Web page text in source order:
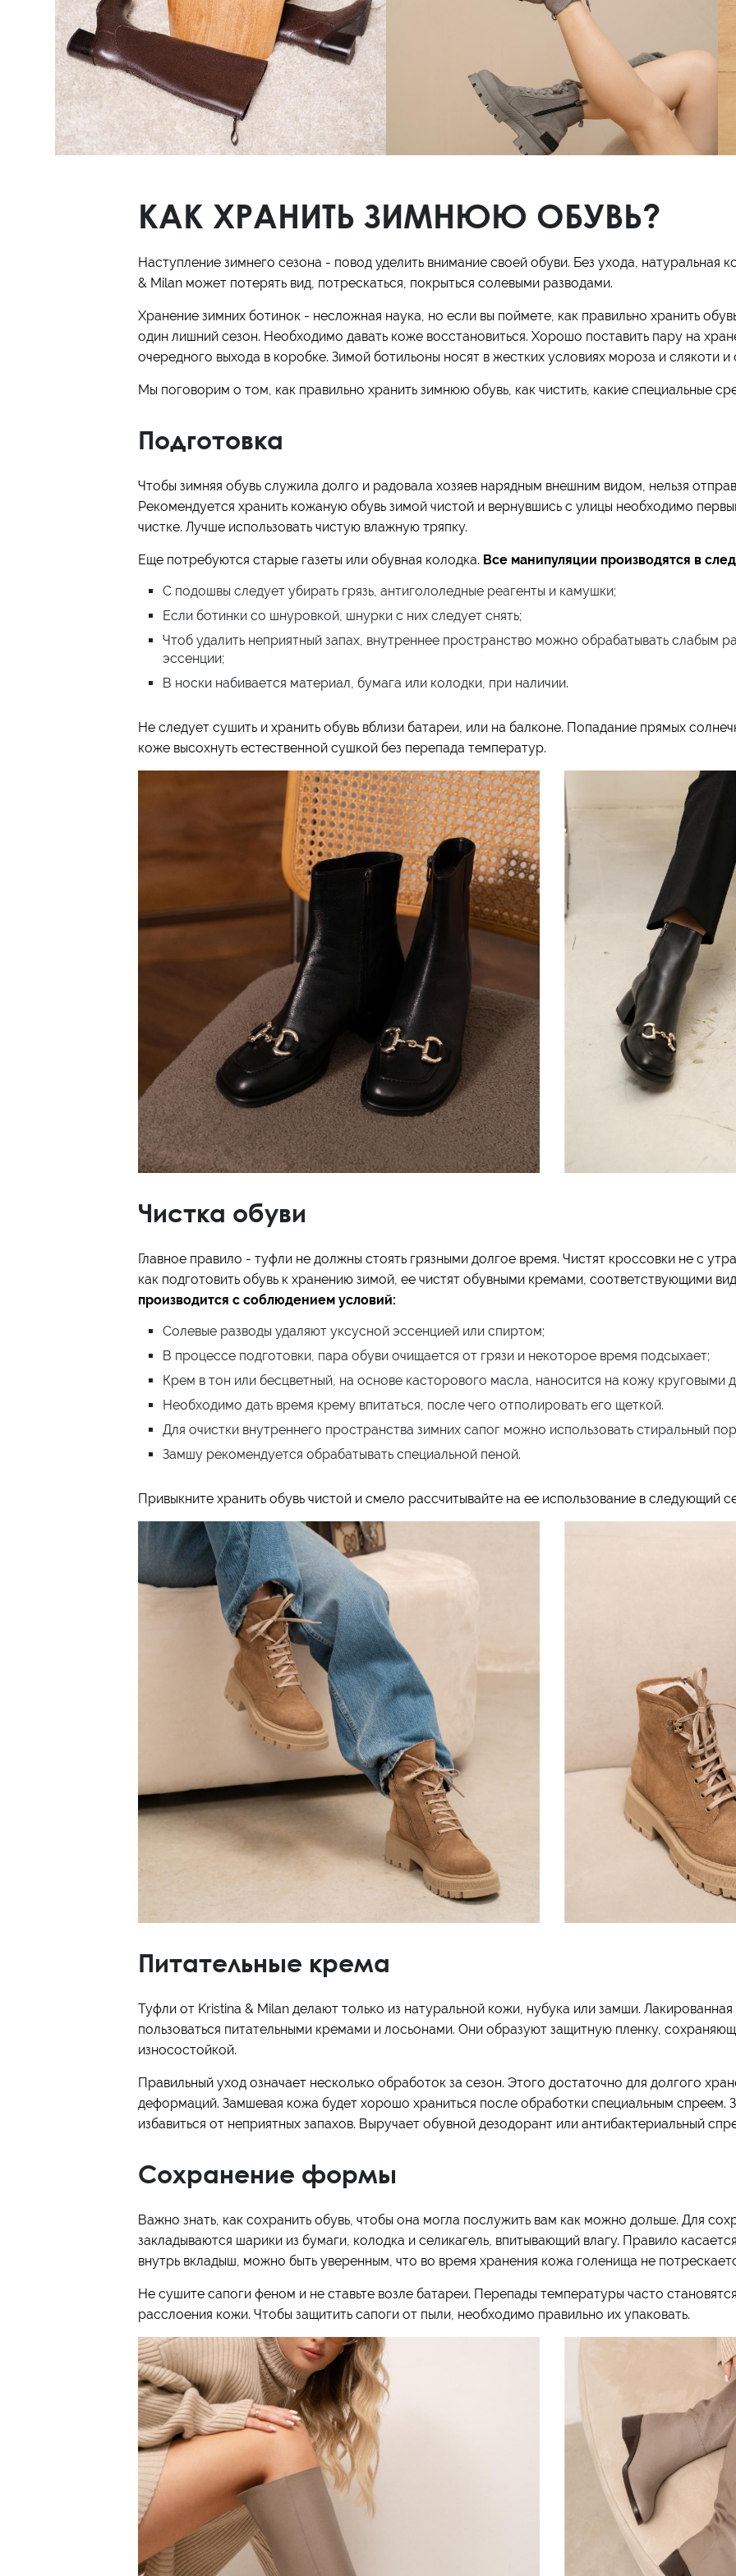
Полуботинки
Ботильоны
Челси
Мюли
Полусапоги
КАК ХРАНИТЬ ЗИМНЮЮ ОБУВЬ?
Наступление зимнего сезона - повод уделить внимание своей обуви. Без ухода, натуральная
& Milan может потерять вид, потрескаться, покрыться солевыми разводами.
Хранение зимних ботинок - несложная наука, но если вы поймете, как правильно хранить
один лишний сезон. Необходимо давать коже восстановиться. Хорошо поставить пару на
очередного выхода в коробке. Зимой ботильоны носят в жестких условиях мороза и слякоти
Мы поговорим о том, как правильно хранить зимнюю обувь, как чистить, какие специальные
Подготовка
Чтобы зимняя обувь служила долго и радовала хозяев нарядным внешним видом, нельзя
Рекомендуется хранить кожаную обувь зимой чистой и вернувшись с улицы необходимо
чистке. Лучше использовать чистую влажную тряпку.
Еще потребуются старые газеты или обувная колодка. Все манипуляции производятся в
С подошвы следует убирать грязь, антигололедные реагенты и камушки;
Если ботинки со шнуровкой, шнурки с них следует снять;
Чтоб удалить неприятный запах, внутреннее пространство можно обрабатывать слабым
эссенции;
В носки набивается материал, бумага или колодки, при наличии.
Не следует сушить и хранить обувь вблизи батареи, или на балконе. Попадание прямых
коже высохнуть естественной сушкой без перепада температур.
Чистка обуви
Главное правило - туфли не должны стоять грязными долгое время. Чистят кроссовки не с
как подготовить обувь к хранению зимой, ее чистят обувными кремами, соответствующими
производится с соблюдением условий:
Солевые разводы удаляют уксусной эссенцией или спиртом;
В процессе подготовки, пара обуви очищается от грязи и некоторое время подсыхает;
Крем в тон или бесцветный, на основе касторового масла, наносится на кожу круговыми
Необходимо дать время крему впитаться, после чего отполировать его щеткой.
Для очистки внутреннего пространства зимних сапог можно использовать стиральный
Замшу рекомендуется обрабатывать специальной пеной.
Привыкните хранить обувь чистой и смело рассчитывайте на ее использование в следующий
Питательные крема
Туфли от Kristina & Milan делают только из натуральной кожи, нубука или замши. Лакированная
пользоваться питательными кремами и лосьонами. Они образуют защитную пленку,
износостойкой.
Правильный уход означает несколько обработок за сезон. Этого достаточно для долгого
деформаций. Замшевая кожа будет хорошо храниться после обработки специальным спреем.
избавиться от неприятных запахов. Выручает обувной дезодорант или антибактериальный
Сохранение формы
Важно знать, как сохранить обувь, чтобы она могла послужить вам как можно дольше. Для
закладываются шарики из бумаги, колодка и селикагель, впитывающий влагу. Правило
внутрь вкладыш, можно быть уверенным, что во время хранения кожа голенища не
Не сушите сапоги феном и не ставьте возле батареи. Перепады температуры часто
расслоения кожи. Чтобы защитить сапоги от пыли, необходимо правильно их упаковать.